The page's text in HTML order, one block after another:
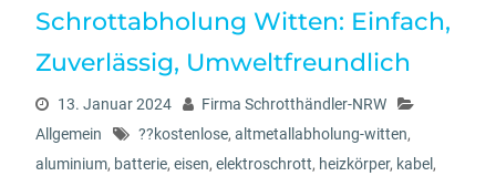
Schrottabholung Witten: Einfach,
Zuverlässig, Umweltfreundlich
13. Januar 2024
Firma Schrotthändler-NRW
Allgemein
??kostenlose, altmetallabholung-witten,
aluminium, batterie, eisen, elektroschrott, heizkörper, kabel ,